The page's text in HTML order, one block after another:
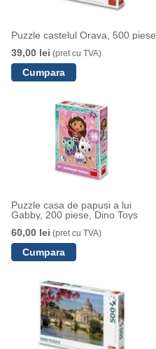
Puzzle castelul Orava, 500 piese
39,00 lei (pret cu TVA)
Puzzle casa de papusi a lui
Gabby, 200 piese, Dino Toys
60,00 lei (pret cu TVA)